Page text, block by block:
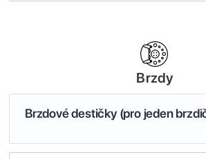
Brzdy
Brzdové destičky (pro jeden